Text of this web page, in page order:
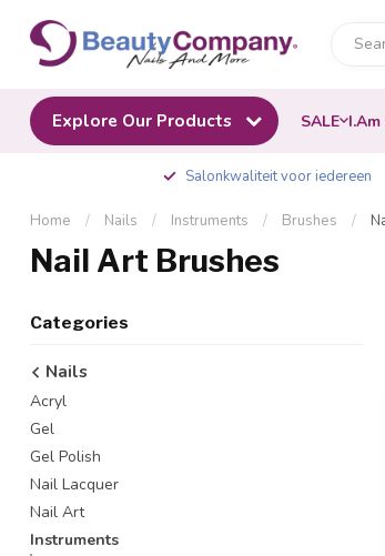
Explore Our Products SALE
Salonkwaliteit voor iedereen
Home / Nails / Instruments / Brushes /
Nail Art Brushes
Categories
Nails
Acryl
Gel
Gel Polish
Nail Lacquer
Nail Art
Instruments